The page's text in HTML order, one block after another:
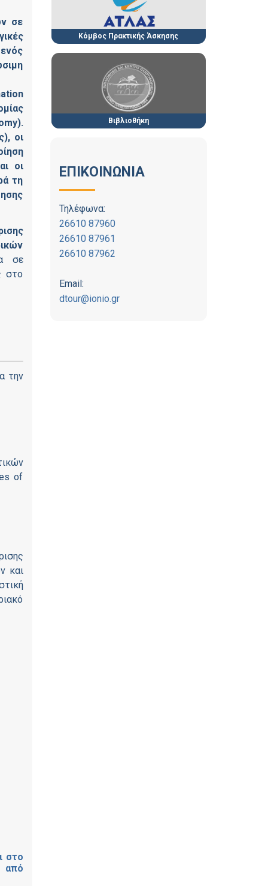
σε
οι
οι
τη
σε
στο
την
of
και
στο
από
Κόμβος Πρακτικής Άσκησης
Βιβλιοθήκη
ΕΠΙΚΟΙΝΩΝΙΑ
Τηλέφωνα:
26610 87960
26610 87961
26610 87962
Email:
dtour@ionio.gr